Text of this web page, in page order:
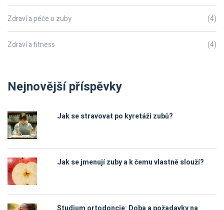
Zdraví a péče o zuby (4)
Zdraví a fitness (4)
Nejnovější příspěvky
Jak se stravovat po kyretáži zubů?
Jak se jmenují zuby a k čemu vlastně slouží?